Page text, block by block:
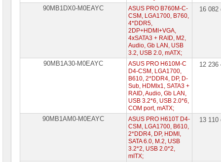
90MB1DX0-M0EAYC
ASUS PRO B760M-C-
CSM, LGA1700, B760,
4*DDR5,
2DP+HDMI+VGA,
4xSATA3 + RAID, M2,
Audio, Gb LAN, USB
3.2, USB 2.0, mATX;
16
90MB1A30-M0EAYC
ASUS PRO H610M-C
D4-CSM, LGA1700,
B610, 2*DDR4, DP, D-
Sub, HDMIx1, SATA3 +
RAID, Audio, Gb LAN,
USB 3.2*6, USB 2.0*6,
COM port, mATX;
12
90MB1AM0-M0EAYC
ASUS PRO H610T D4-
CSM, LGA1700, B610,
2*DDR4, DP, HDMI,
SATA 6.0, M.2, USB
3.2*2, USB 2.0*2,
mITX;
13